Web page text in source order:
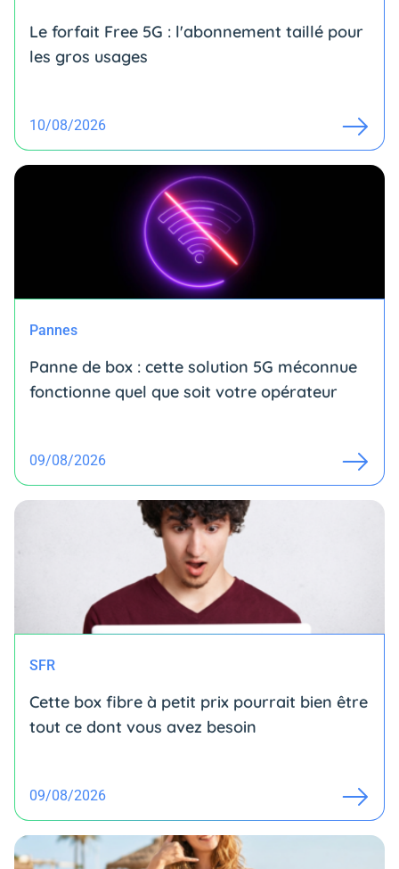
Le forfait Free 5G : l'abonnement taillé pour
les gros usages
10/08/2026
Pannes
Panne de box : cette solution 5G méconnue
fonctionne quel que soit votre opérateur
09/08/2026
SFR
Cette box fibre à petit prix pourrait bien être
tout ce dont vous avez besoin
09/08/2026